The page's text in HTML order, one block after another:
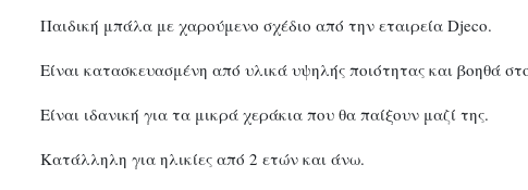
Παιδική μπάλα με χαρούμενο σχέδιο από την εταιρεία Djeco.
Είναι κατασκευασμένη από υλικά υψηλής ποιότητας και βοηθά
Είναι ιδανική για τα μικρά χεράκια που θα παίξουν μαζί της.
Κατάλληλη για ηλικίες από 2 ετών και άνω.